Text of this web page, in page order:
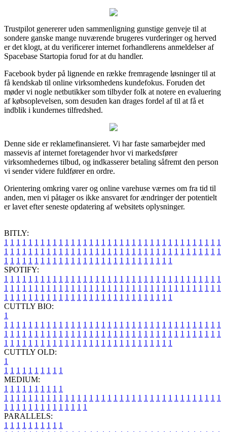
Trustpilot genererer uden sammenligning gunstige genveje til at
sondere ganske mange nuværende brugeres vurderinger og herved
er det klogt, at du verificerer internet forhandlerens anmeldelser af
Spacebase Startopia forud for at du handler.
Facebook byder på lignende en række fremragende løsninger til at
få kendskab til online virksomhedens kundefokus. Foruden det
møder vi nogle netbutikker som tilbyder folk at notere en evaluering
af købsoplevelsen, som desuden kan drages fordel af til at få et
indblik i kundernes tilfredshed.
Denne side er reklamefinansieret. Vi har faste samarbejder med
massevis af internet foretagender hvor vi markedsfører
virksomhedernes tilbud, og indkasserer betaling såfremt den person
vi sender videre fuldfører en ordre.
Orientering omkring varer og online varehuse værnes om fra tid til
anden, men vi påtager os ikke ansvaret for ændringer der potentielt
er lavet efter seneste opdatering af websitets oplysninger.
BITLY:
1 1 1 1 1 1 1 1 1 1 1 1 1 1 1 1 1 1 1 1 1 1 1 1 1 1 1 1 1 1 1 1 1 1 1 1
1 1 1 1 1 1 1 1 1 1 1 1 1 1 1 1 1 1 1 1 1 1 1 1 1 1 1 1 1 1 1 1 1 1 1 1
1 1 1 1 1 1 1 1 1 1 1 1 1 1 1 1 1 1 1 1 1 1 1 1 1 1 1 1
SPOTIFY:
1 1 1 1 1 1 1 1 1 1 1 1 1 1 1 1 1 1 1 1 1 1 1 1 1 1 1 1 1 1 1 1 1 1 1 1
1 1 1 1 1 1 1 1 1 1 1 1 1 1 1 1 1 1 1 1 1 1 1 1 1 1 1 1 1 1 1 1 1 1 1 1
1 1 1 1 1 1 1 1 1 1 1 1 1 1 1 1 1 1 1 1 1 1 1 1 1 1 1 1
CUTTLY BIO:
1
1 1 1 1 1 1 1 1 1 1 1 1 1 1 1 1 1 1 1 1 1 1 1 1 1 1 1 1 1 1 1 1 1 1 1 1
1 1 1 1 1 1 1 1 1 1 1 1 1 1 1 1 1 1 1 1 1 1 1 1 1 1 1 1 1 1 1 1 1 1 1 1
1 1 1 1 1 1 1 1 1 1 1 1 1 1 1 1 1 1 1 1 1 1 1 1 1 1 1 1
CUTTLY OLD:
1
1 1 1 1 1 1 1 1 1 1
MEDIUM:
1 1 1 1 1 1 1 1 1 1
1 1 1 1 1 1 1 1 1 1 1 1 1 1 1 1 1 1 1 1 1 1 1 1 1 1 1 1 1 1 1 1 1 1 1 1
1 1 1 1 1 1 1 1 1 1 1 1 1 1
PARALLELS:
1 1 1 1 1 1 1 1 1 1